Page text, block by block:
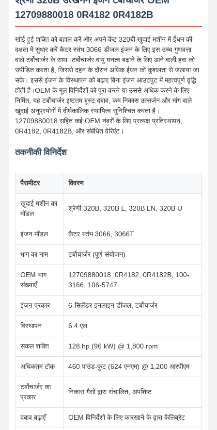
12709880018 0R4182 0R4182B
खोई हुई शक्ति को बहाल करें और अपने कैट 320बी खुदाई मशीन में ईंधन की
दक्षता में सुधार करें कैटर स्तंभ 3066 डीजल इंजन के लिए इस उच्च गुणवत्ता
वाले टर्बोचार्जर के साथ।टर्बोचार्जर वायु घनत्व बढ़ाने के लिए आने वाली हवा को
संपीड़ित करता है, जिससे दहन के दौरान अधिक ईंधन को कुशलता से जलाया जा
सके। इससे इंजन के विस्थापन को बढ़ाए बिना इंजन आउटपुट में महत्वपूर्ण वृद्धि
होती है।OEM के मूल विनिर्देशों को पूरा करने या उससे अधिक करने के लिए
निर्मित, यह टर्बोचार्जर इष्टतम बूस्ट दबाव, कम निकास उत्सर्जन और मांग वाले
खुदाई अनुप्रयोगों में दीर्घकालिक स्थायित्व सुनिश्चित करता है।
12709880018 सहित कई OEM नंबरों के लिए प्रत्यक्ष प्रतिस्थापन,
0R4182, 0R4182B, और संबंधित वेरिएंट।
तकनीकी विनिर्देश
पैरामीटर विवरण
खुदाई मशीन का
मॉडल
श्रेणी 320B, 320B L, 320B LN, 320B U
इंजन मॉडल कैटर स्तंभ 3066, 3066T
भाग का नाम टर्बोचार्जर (पूर्ण संयोजन)
OEM भाग
संख्याएँ
12709880018, 0R4182, 0R4182B, 100-
3166, 106-5747
इंजन प्रकार 6-सिलेंडर इनलाइन डीजल, टर्बोचार्जर
विस्थापन 6.4 एल
सकल शक्ति 128 hp (96 kW) @ 1,800 rpm
अधिकतम टोक़ 460 पाउंड-फुट (624 एनएम) @ 1,200 आरपीएम
टर्बोचार्जर का
प्रकार
निकास गैसों द्वारा संचालित, अपशिष्ट
दबाव बढ़ाएँ OEM विनिर्देशों के लिए कारखाने के द्वारा कैलिब्रेट